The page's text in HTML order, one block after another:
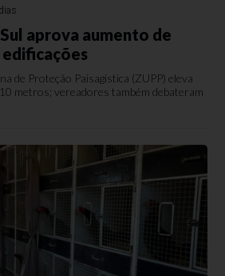
aprova aumento de
de Proteção Paisagística (ZUPP) eleva
metros; vereadores também debateram